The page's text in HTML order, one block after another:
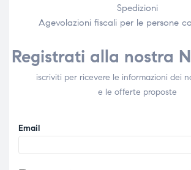
Spedizioni
Agevolazioni fiscali per le persone
Registrati alla nostra
iscriviti per ricevere le informazioni dei
e le offerte proposte
Email